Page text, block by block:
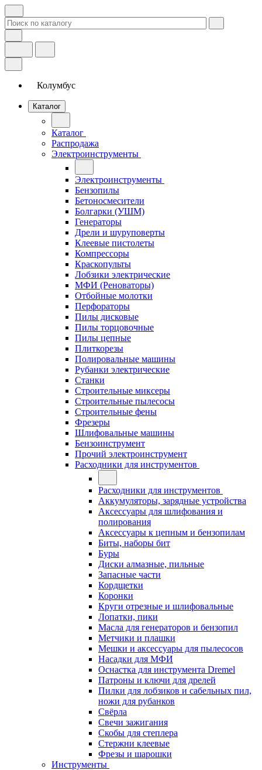
Колумбус
Каталог
Каталог
Распродажа
Электроинструменты
Электроинструменты
Бензопилы
Бетоносмесители
Болгарки (УШМ)
Генераторы
Дрели и шуруповерты
Клеевые пистолеты
Компрессоры
Краскопульты
Лобзики электрические
МФИ (Реноваторы)
Отбойные молотки
Перфораторы
Пилы дисковые
Пилы торцовочные
Пилы цепные
Плиткорезы
Полировальные машины
Рубанки электрические
Станки
Строительные миксеры
Строительные пылесосы
Строительные фены
Фрезеры
Шлифовальные машины
Бензоинструмент
Прочий электроинструмент
Расходники для инструментов
Расходники для инструментов
Аккумуляторы, зарядные устройства
Аксессуары для шлифования и
полирования
Аксессуары к цепным и бензопилам
Биты, наборы бит
Буры
Диски алмазные, пильные
Запасные части
Кордщетки
Коронки
Круги отрезные и шлифовальные
Лопатки, пики
Масла для генераторов и бензопил
Метчики и плашки
Мешки и аксессуары для пылесосов
Насадки для МФИ
Оснастка для инструмента Dremel
Патроны и ключи для дрелей
Пилки для лобзиков и сабельных пил,
ножи для рубанков
Свёрла
Свечи зажигания
Скобы для степлера
Стержни клеевые
Фрезы и шарошки
Инструменты